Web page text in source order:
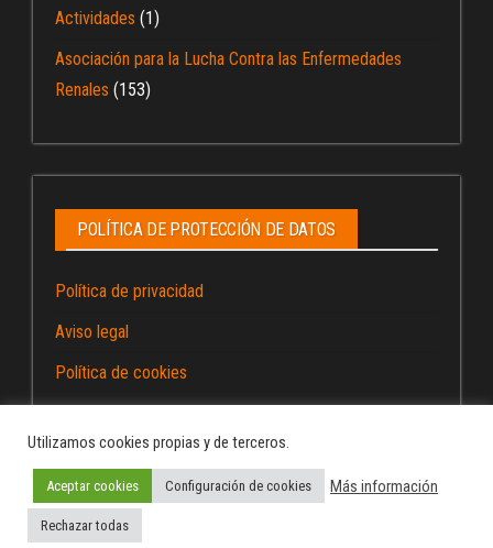
Actividades (1)
Asociación para la Lucha Contra las Enfermedades
Renales (153)
POLÍTICA DE PROTECCIÓN DE DATOS
Política de privacidad
Aviso legal
Política de cookies
Funciona gracias a
Utilizamos cookies propias y de terceros.
Aceptar cookies Configuración de cookies Más información
Rechazar todas